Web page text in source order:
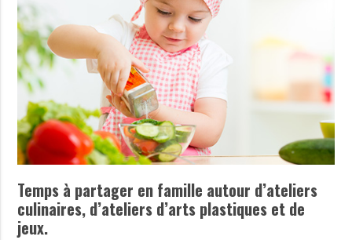
Temps à partager en famille autour d’ateliers
culinaires, d’ateliers d’arts plastiques et de
jeux.